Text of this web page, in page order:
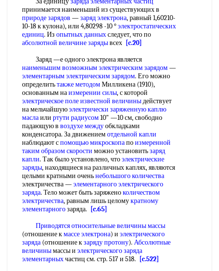
принимается наименьший из существующих в
природе зарядов —заряд электрона, равный 1,60210-
10-18 к кулона), или 4,80298 -10 °электростатических
единиц. Из опытных данныхследует, что по
абсолютной величине зарядывсех [c.20]
Заряд —е одного электрона является
наименьшим возможнымэлектрическим зарядом—
элементарным электрическим зарядом. Его можно
определитьтакже методомМилликена (1910),
основанным наизмерении силы, с которой
электрическое полеизвестной величиныдействует
на мельчайшуюэлектрически заряженнуюкаплю
маслаили ртути радиусом10" —10 см, свободно
падающую в воздухе междуобкладками
конденсатора. За движениемотдельной капли
наблюдают спомощью микроскопапоизмеренной
такимобразом скорости можно установитьзаряд
капли. Так было установлено, чтоэлектрические
заряды, находящиеся на различных каплях, являются
целыми кратными оченьнебольшого количества
электричества —элементарного электрического
заряда. Тело может быть заряженоколичеством
электричества, равным лишь целомукратному
элементарногозаряда.
[c.65]
Приводятся относительныевеличины массы
(отношение кмассе электрона) и электрического
заряда (отношение кзаряду протону). Абсолютные
величинымассы и электрического заряда
элементарныхчастиц см. стр. 517 и 518.
[c.522]